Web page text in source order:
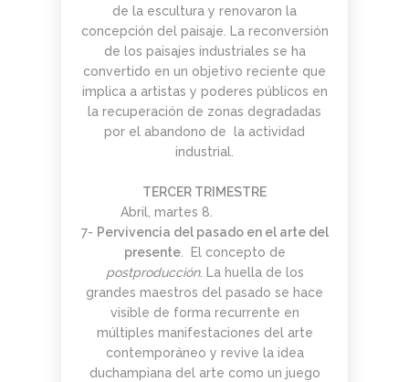
de la escultura y renovaron la
concepción del paisaje. La reconversión
de los paisajes industriales se ha
convertido en un objetivo reciente que
implica a artistas y poderes públicos en
la recuperación de zonas degradadas
por el abandono de la actividad
industrial.
TERCER TRIMESTRE
Abril, martes 8.
7- Pervivencia del pasado en el arte del
presente. El concepto de
postproducción. La huella de los
grandes maestros del pasado se hace
visible de forma recurrente en
múltiples manifestaciones del arte
contemporáneo y revive la idea
duchampiana del arte como un juego